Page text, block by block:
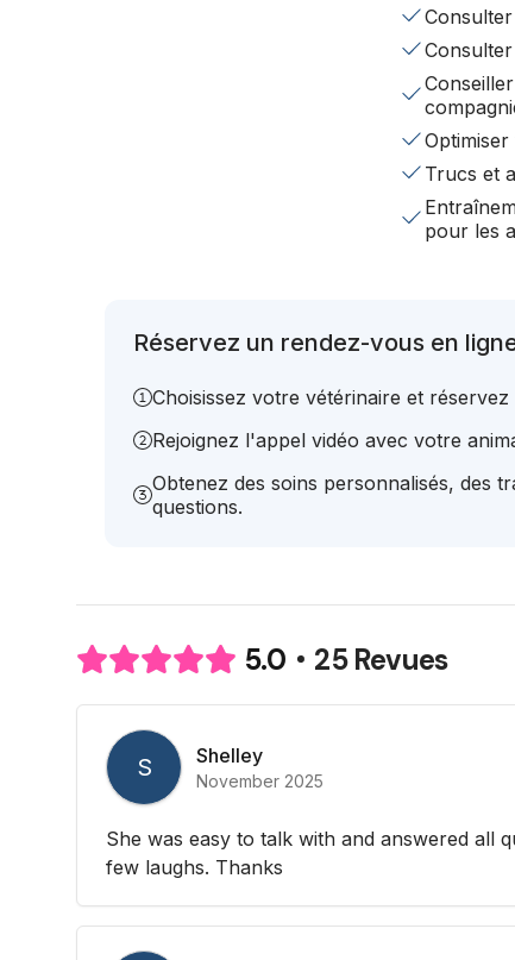
Trucs et
pour les
Réservez un rendez-vous en
Choisissez votre vétérinaire et
Rejoignez l'appel vidéo avec votre
Obtenez des soins personnalisés, des
questions.
5.0 25 Revues
S Shelley
November 2025
She was easy to talk with and answered all
few laughs. Thanks